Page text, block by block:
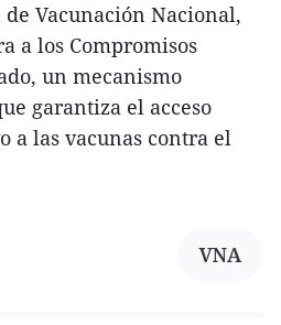
Vacunación Nacional,
a los Compromisos
un mecanismo
garantiza el acceso
a las vacunas contra el
VNA